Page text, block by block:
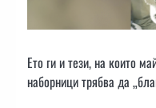
Ето ги и тези, на които
наборници трябва да